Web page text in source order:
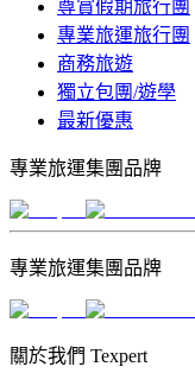
尊賞假期旅行團
專業旅運旅行團
商務旅遊
獨立包團/遊學
最新優惠
專業旅運集團品牌
專業旅運集團品牌
關於我們 Texpert